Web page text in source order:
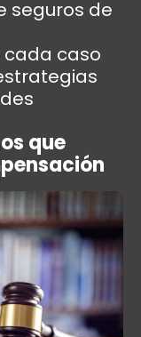
seguros de
cada caso
que